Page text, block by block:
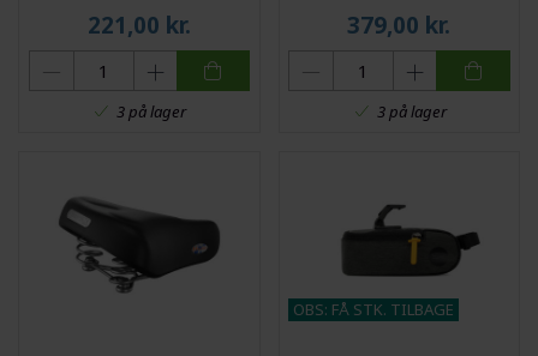
221,00 kr.
3 på lager
379,00 kr.
3 på lager
OBS: FÅ STK. TILBAGE